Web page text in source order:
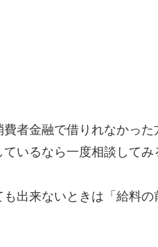
者金融で借りれなかっ
いるなら一度相談してみ
出来ないときは「給料